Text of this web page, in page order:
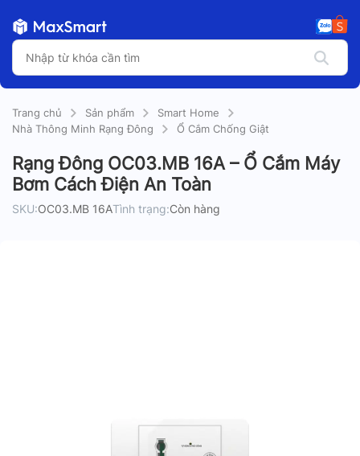
Trang chủ Sản phẩm
Smart Home
Nhà Thông Minh Rạng Đông
Ổ Cắm Chống Giật
Rạng Đông OC03.MB 16A – Ổ Cắm Máy
Bơm Cách Điện An Toàn
SKU:OC03.MB 16ATình trạng:Còn hàng